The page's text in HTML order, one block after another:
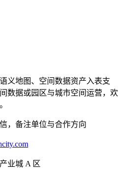
义地图、空间数据资产入表支
数据或园区与城市空间运营，欢
，备注单位与合作方向
业城 A 区